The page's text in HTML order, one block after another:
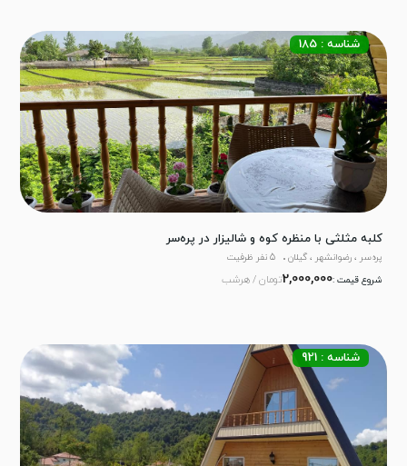
کلبه مثلثی با منظره کوه و شالیزار در پره‌سر
شناسه : 185
پره‌سر ، رضوانشهر ، گیلان
5 نفر ظرفیت
شروع قیمت :2,000,000تومان / هرشب
شناسه : 921